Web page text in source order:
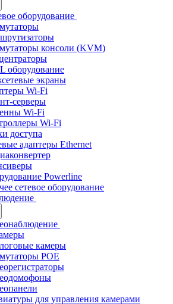
оборудование
консоли (KVM)
оборудование
экраны
Wi-Fi
серверы
Wi-Fi
Wi-Fi
доступа
адаптеры Ethernet
Powerline
сетевое оборудование
камеры
POE
для управления камерами